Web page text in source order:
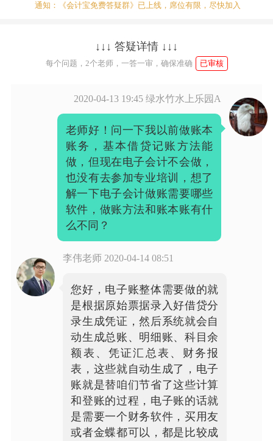
通知：《会计宝免费答疑群》已上线，席位有限，尽快加入
↓↓↓ 答疑详情 ↓↓↓
每个问题，2个老师，一答一审，确保准确 已审核
2020-04-13 19:45 绿水竹水上乐园A
老师好！问一下我以前做账本
账务，基本借贷记账方法能
做，但现在电子会计不会做，
也没有去参加专业培训，想了
解一下电子会计做账需要哪些
软件，做账方法和账本账有什
么不同？
李伟老师 2020-04-14 08:51
您好，电子账整体需要做的就
是根据原始票据录入好借贷分
录生成凭证，然后系统就会自
动生成总账、明细账、科目余
额表、凭证汇总表、财务报
表，这些就自动生成了，电子
账就是替咱们节省了这些计算
和登账的过程，电子账的话就
是需要一个财务软件，买用友
或者金蝶都可以，都是比较成